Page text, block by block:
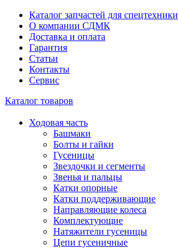
Каталог запчастей для спецтехники
О компании СДМК
Доставка и оплата
Гарантия
Статьи
Контакты
Сервис
Каталог товаров
Ходовая часть
Башмаки
Болты и гайки
Гусеницы
Звездочки и сегменты
Звенья и пальцы
Катки опорные
Катки поддерживающие
Направляющие колеса
Комплектующие
Натяжители гусеницы
Цепи гусеничные